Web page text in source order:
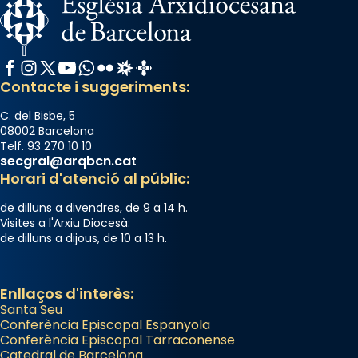
Glòria”) fou composta el 1848 per Mn.
Manuel Blanch, amb aire d’òpera
italianitzant; s’interpreta per privilegi
pontifici, amb orquestra i cor, i té una
duració aproximada de tres hores. Després,
processó (recuperada el 1972) al voltant
del temple amb les relíquies de les santes.
Des de 1985 hi participa també un grup de
diablesses amb música i ball propis. Festa
«Si vols saber què és calor, ves per les
Santes a Mataró»🥵.
View on Facebook · Share
Arquebisbat de Barcelona
2 weeks ago
Facebook
Instagram
X / Twitter
YouTube
WhatsApp
FlickrRadio Estel
Catalunya Cristiana
Contacte i suggeriments:
C. del Bisbe, 5
08002 Barcelona
Telf. 93 270 10 10
secgral@arqbcn.cat
Horari d'atenció al públic:
de dilluns a divendres, de 9 a 14 h.
Visites a l'Arxiu Diocesà:
de dilluns a dijous, de 10 a 13 h.
Enllaços d'interès:
Santa Seu
Conferència Episcopal Espanyola
Conferència Episcopal Tarraconense